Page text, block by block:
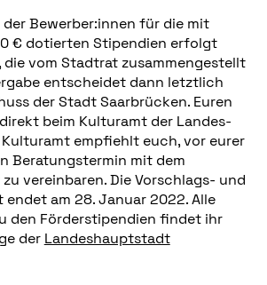
der Bewerber:innen für die mit
€ dotierten Stipendien erfolgt
vom Stadtrat zusammengestellt
entscheidet dann letztlich
der Stadt Saarbrücken. Euren
beim Kulturamt der Lan­des­
empfiehlt euch, vor eurer
Beratungstermin mit dem
vereinbaren. Die Vorschlags- und
am 28. Januar 2022. Alle
den Förderstipendien findet ihr
der Landeshauptstadt